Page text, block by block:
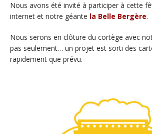
Nous avons été invité à participer à cette
internet et notre géante la Belle Bergère.
Nous serons en clôture du cortège avec
pas seulement… un projet est sorti des
rapidement que prévu.